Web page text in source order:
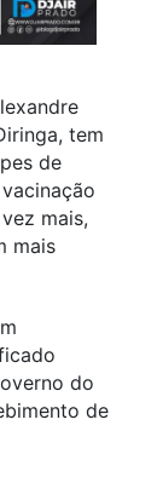
tem
de
mais,
mais
do
de